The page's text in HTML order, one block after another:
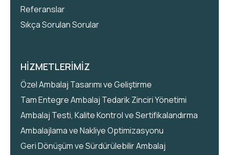
Referanslar
Sıkça Sorulan Sorular
HİZMETLERİMİZ
Özel Ambalaj Tasarımı ve Geliştirme
Tam Entegre Ambalaj Tedarik Zinciri Yönetimi
Ambalaj Testi, Kalite Kontrol ve Sertifikalandırma
Ambalajlama ve Nakliye Optimizasyonu
Geri Dönüşüm ve Sürdürülebilir Ambalaj